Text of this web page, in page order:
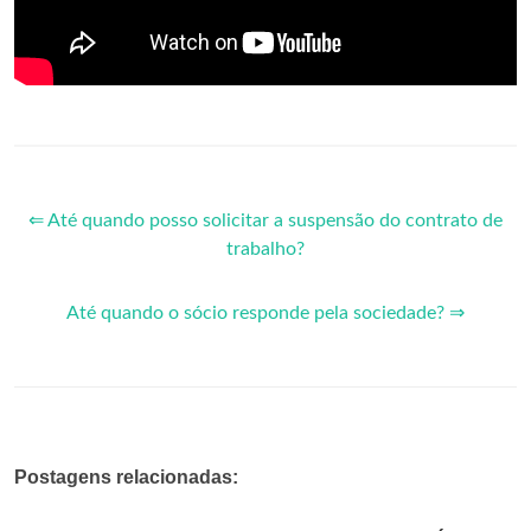
⇐ Até quando posso solicitar a suspensão do contrato de
trabalho?
Até quando o sócio responde pela sociedade? ⇒
Postagens relacionadas: